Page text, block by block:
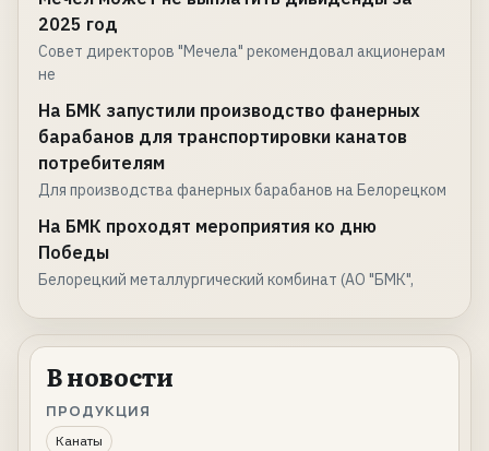
2025 год
Совет директоров "Мечела" рекомендовал акционерам
не
На БМК запустили производство фанерных
барабанов для транспортировки канатов
потребителям
Для производства фанерных барабанов на Белорецком
На БМК проходят мероприятия ко дню
Победы
Белорецкий металлургический комбинат (АО "БМК",
В новости
ПРОДУКЦИЯ
Канаты